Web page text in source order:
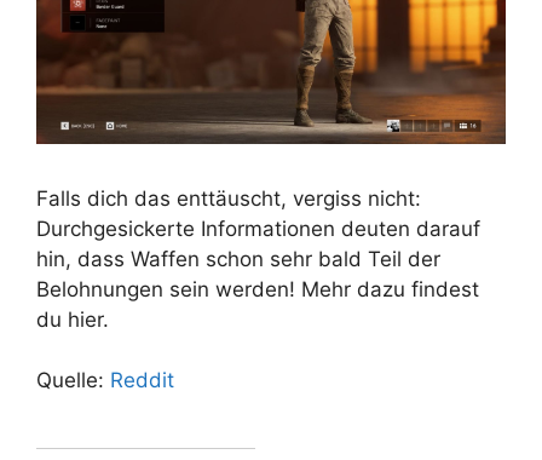
Falls dich das enttäuscht, vergiss nicht:
Durchgesickerte Informationen deuten darauf
hin, dass Waffen schon sehr bald Teil der
Belohnungen sein werden! Mehr dazu findest
du hier.
Quelle: Reddit